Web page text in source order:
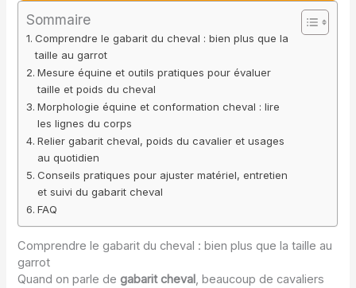
Sommaire
Comprendre le gabarit du cheval : bien plus que la
taille au garrot
Mesure équine et outils pratiques pour évaluer
taille et poids du cheval
Morphologie équine et conformation cheval : lire
les lignes du corps
Relier gabarit cheval, poids du cavalier et usages
au quotidien
Conseils pratiques pour ajuster matériel, entretien
et suivi du gabarit cheval
FAQ
Comprendre le gabarit du cheval : bien plus que la taille au
garrot
Quand on parle degabarit cheval, beaucoup de cavaliers